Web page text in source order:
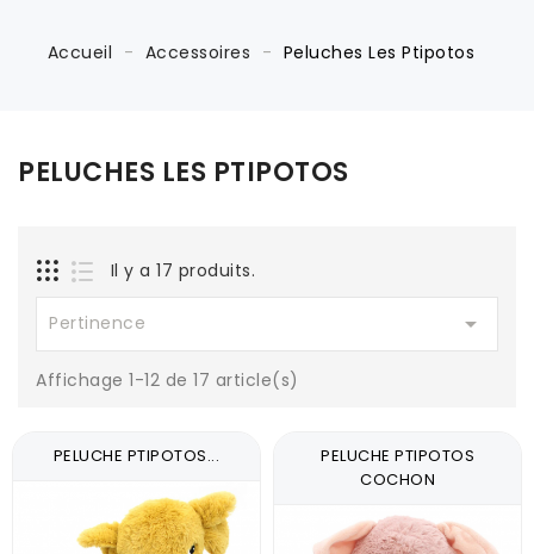
Accueil Accessoires Peluches Les Ptipotos
PELUCHES LES PTIPOTOS
Il y a 17 produits.
Pertinence 
Affichage 1-12 de 17 article(s)
PELUCHE PTIPOTOS...
PELUCHE PTIPOTOS
COCHON